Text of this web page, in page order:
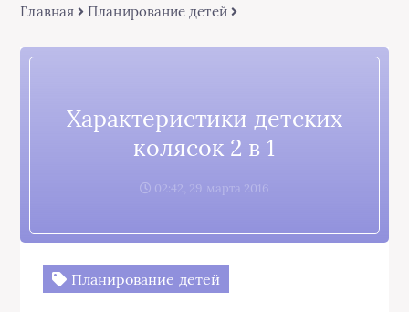
Главная Планирование детей
Характеристики детских
колясок 2 в 1
02:42, 29 марта 2016
Планирование детей